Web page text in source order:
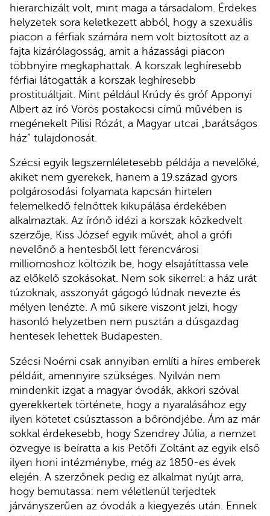
hierarchizált volt, mint maga a társadalom. Érdekes
helyzetek sora keletkezett abból, hogy a szexuális
piacon a férfiak számára nem volt biztosított az a
fajta kizárólagosság, amit a házassági piacon
többnyire megkaphattak. A korszak leghíresebb
férfiai látogatták a korszak leghíresebb
prostituáltjait. Mint például Krúdy és gróf Apponyi
Albert az író Vörös postakocsi című művében is
megénekelt Pilisi Rózát, a Magyar utcai „barátságos
ház” tulajdonosát.
Szécsi egyik legszemléletesebb példája a nevelőké,
akiket nem gyerekek, hanem a 19.század gyors
polgárosodási folyamata kapcsán hirtelen
felemelkedő felnőttek kikupálása érdekében
alkalmaztak. Az írónő idézi a korszak közkedvelt
szerzője, Kiss József egyik művét, ahol a grófi
nevelőnő a hentesből lett ferencvárosi
milliomoshoz költözik be, hogy elsajátíttassa vele
az előkelő szokásokat. Nem sok sikerrel: a ház urát
túzoknak, asszonyát gágogó lúdnak nevezte és
mélyen lenézte. A mű sikere viszont jelzi, hogy
hasonló helyzetben nem pusztán a dúsgazdag
hentesek lehettek Budapesten.
Szécsi Noémi csak annyiban említi a híres emberek
példáit, amennyire szükséges. Nyilván nem
mindenkit izgat a magyar óvodák, akkori szóval
gyerekkertek története, hogy a nyaralásához egy
ilyen kötetet csúsztasson a bőröndjébe. Ám az már
sokkal érdekesebb, hogy Szendrey Júlia, a nemzet
özvegye is beíratta a kis Petőfi Zoltánt az egyik első
ilyen honi intézménybe, még az 1850-es évek
elején. A szerzőnek pedig ez alkalmat nyújt arra,
hogy bemutassa: nem véletlenül terjedtek
járványszerűen az óvodák a kiegyezés után. Ennek